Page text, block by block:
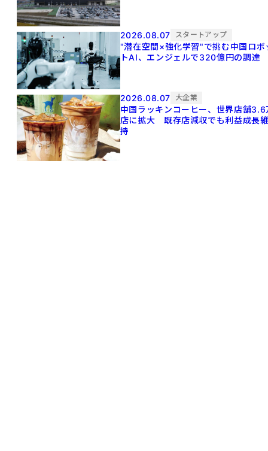
2026.08.07 スタートアップ
"潜在空間×強化学習"で挑む中国ロボ
トAI、エンジェルで320億円の調達
2026.08.07 大企業
中国ラッキンコーヒー、世界店舗3.6
店に拡大 既存店減収でも利益成長
持